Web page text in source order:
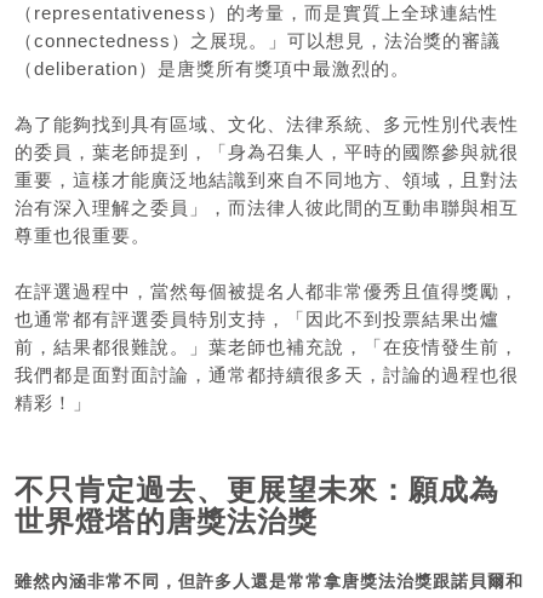
（representativeness）的考量，而是實質上全球連結性
（connectedness）之展現。」可以想見，法治獎的審議
（deliberation）是唐獎所有獎項中最激烈的。
為了能夠找到具有區域、文化、法律系統、多元性別代表性
的委員，葉老師提到，「身為召集人，平時的國際參與就很
重要，這樣才能廣泛地結識到來自不同地方、領域，且對法
治有深入理解之委員」，而法律人彼此間的互動串聯與相互
尊重也很重要。
在評選過程中，當然每個被提名人都非常優秀且值得獎勵，
也通常都有評選委員特別支持，「因此不到投票結果出爐
前，結果都很難說。」葉老師也補充說，「在疫情發生前，
我們都是面對面討論，通常都持續很多天，討論的過程也很
精彩！」
不只肯定過去、更展望未來：願成為
世界燈塔的唐獎法治獎
雖然內涵非常不同，但許多人還是常常拿唐獎法治獎跟諾貝爾和